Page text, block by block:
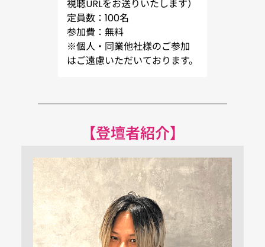
視聴URLをお送りいたします）
定員数：100名
参加費：無料
※個人・同業他社様のご参加
はご遠慮いただいております。
【登壇者紹介】